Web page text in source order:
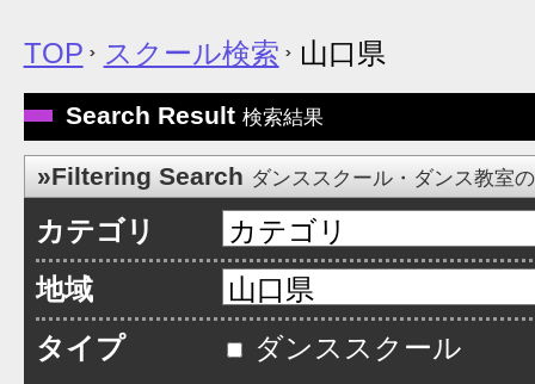
TOP スクール検索 山口県
Search Result 検索結果
»Filtering Search ダンススクール・ダンス教室
カテゴリ
地域
タイプ
ダンススクール